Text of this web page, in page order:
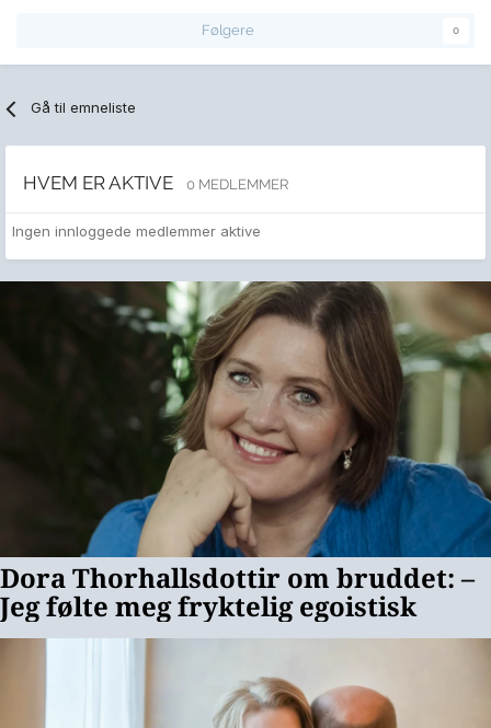
Følgere 0
Gå til emneliste
HVEM ER AKTIVE 0 MEDLEMMER
Ingen innloggede medlemmer aktive